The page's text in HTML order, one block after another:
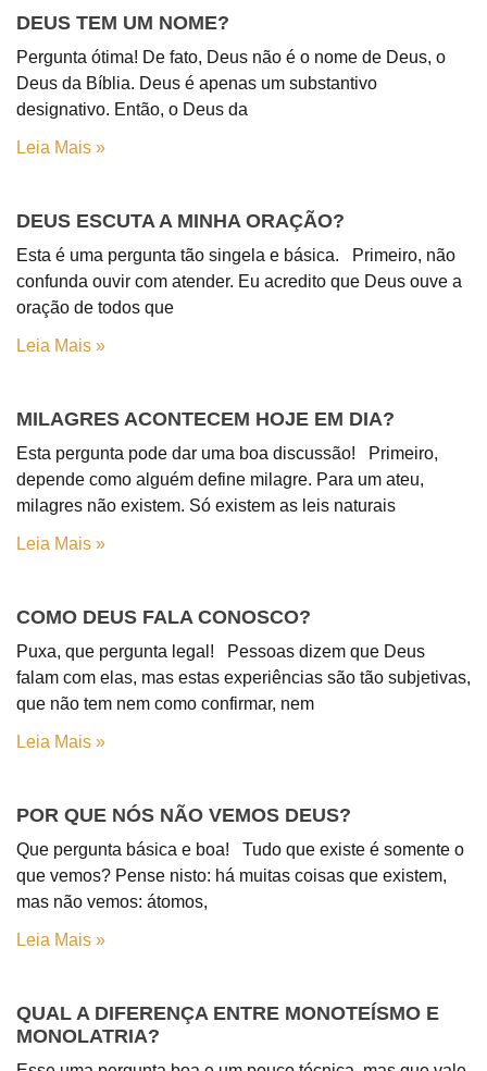
DEUS TEM UM NOME?
Pergunta ótima! De fato, Deus não é o nome de Deus, o
Deus da Bíblia. Deus é apenas um substantivo
designativo. Então, o Deus da
Leia Mais »
DEUS ESCUTA A MINHA ORAÇÃO?
Esta é uma pergunta tão singela e básica. Primeiro, não
confunda ouvir com atender. Eu acredito que Deus ouve a
oração de todos que
Leia Mais »
MILAGRES ACONTECEM HOJE EM DIA?
Esta pergunta pode dar uma boa discussão! Primeiro,
depende como alguém define milagre. Para um ateu,
milagres não existem. Só existem as leis naturais
Leia Mais »
COMO DEUS FALA CONOSCO?
Puxa, que pergunta legal! Pessoas dizem que Deus
falam com elas, mas estas experiências são tão subjetivas,
que não tem nem como confirmar, nem
Leia Mais »
POR QUE NÓS NÃO VEMOS DEUS?
Que pergunta básica e boa! Tudo que existe é somente o
que vemos? Pense nisto: há muitas coisas que existem,
mas não vemos: átomos,
Leia Mais »
QUAL A DIFERENÇA ENTRE MONOTEÍSMO E
MONOLATRIA?